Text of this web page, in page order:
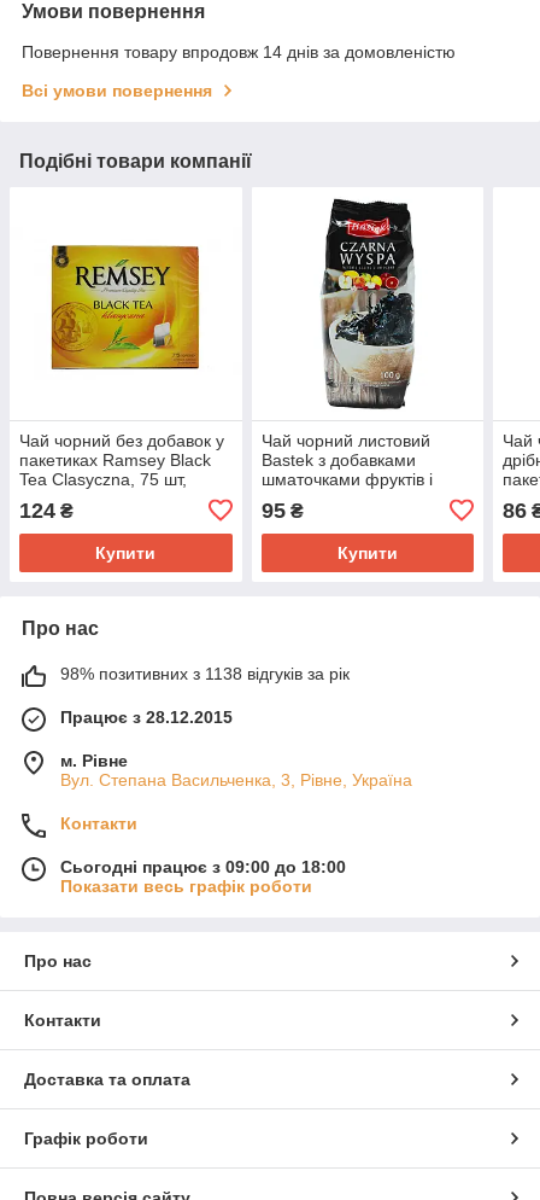
Умови повернення
Повернення товару впродовж 14 днів за домовленістю
Всі умови повернення
Подібні товари компанії
Чай чорний без добавок у
пакетиках Ramsey Black
Tea Clasyczna, 75 шт,
124 ₴
Купити
Чай чорний листовий
Bastek з добавками
шматочками фруктів і
95₴
Купити
Чай
86
Про нас
98% позитивних з 1138 відгуків за рік
Працює з 28.12.2015
м. Рівне
Вул. Степана Васильченка, 3, Рівне, Україна
Контакти
Сьогодні працює з 09:00 до 18:00
Показати весь графік роботи
Про нас
Контакти
Доставка та оплата
Графік роботи